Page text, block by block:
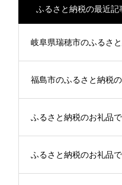
ふるさと納税の最近記
岐阜県瑞穂市のふるさ
福島市のふるさと納税
ふるさと納税のお礼品
ふるさと納税のお礼品